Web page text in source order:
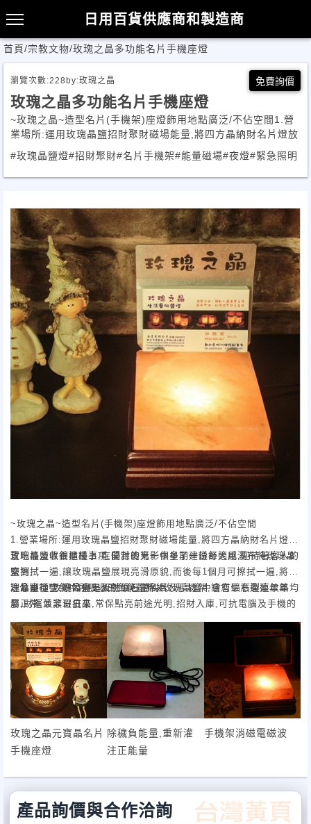
日用百貨供應商和製造商
首頁/宗教文物/玫瑰之晶多功能名片手機座燈
瀏覽次數:228 by:玫瑰之晶 免費詢價
玫瑰之晶多功能名片手機座燈
~玫瑰之晶~造型名片(手機架)座燈飾用地點廣泛/不佔空間1.營
業場所:運用玫瑰晶鹽招財聚財磁場能量,將四方晶納財名片燈放
#玫瑰晶鹽燈#招財聚財#名片手機架#能量磁場#夜燈#緊急照明
~玫瑰之晶~造型名片(手機架)座燈飾用地點廣泛/不佔空間
1.營業場所:運用玫瑰晶鹽招財聚財磁場能量,將四方晶納財名片燈放
置吧檯及收銀櫃檯上,在優雅的光影中多了一份舒適感,迎待著客人的
來到.
2.公司行號:辦公桌上及財位可當名片及手機架,讓您生意連連年年
發,財運滾滾日日來,常保點亮前途光明,招財入庫,可抗電腦及手機的
電磁波.
3.生活居家:書桌上,床頭燈, 玫瑰晶鹽所發出的橘色光波,經由眼睛接
收有助穩定情緒與睡眠,可當手機架抗電磁波之外,晶鹽吸收濕氣利用
燈光熱能釋放出負離子,淨化空間磁場,增強陽氣能量.入門玄關招喜
氣,財位光明,納財入庫.
4.除穢功能:將 水晶手鍊項鍊或各種開運飾品(不可放金屬製品)放在
玫瑰晶鹽上,可除穢負能量,重新灌入正能量.
5.淨化磁場功能:可使用110v~240v適用每一個國家電壓,出差旅遊在
外住宿方便攜帶,玫瑰晶鹽是最佳淨化空間磁場用品.
可活動取下.
玫瑰晶鹽保養建議事項:開封後第一個星期建議每天用濕布將玫瑰晶
鹽擦拭一遍,讓玫瑰晶鹽展現亮滑原貌,而後每1個月可擦拭一遍,將玫
瑰晶鹽從空氣中所吸收的負能量擦掉.
注意事項:玫瑰晶鹽是天然礦石,所以玫瑰晶鹽中會有礦石裂痕紋路均
屬正常,並非瑕疵品.
玫瑰之晶元寶晶名片
手機座燈
除穢負能量,重新灌
注正能量
手機架消磁電磁波
產品詢價與合作洽詢